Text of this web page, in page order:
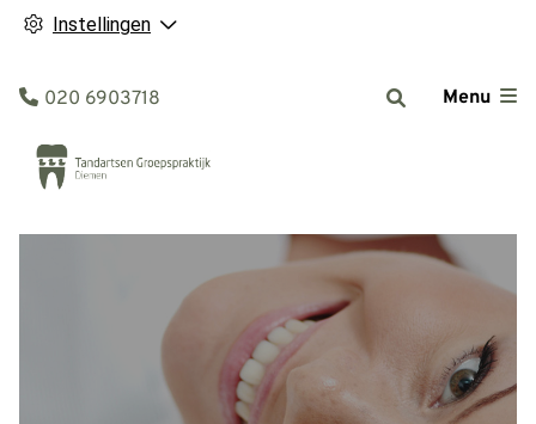
Instellingen
Menu
Tel:
020 6903718